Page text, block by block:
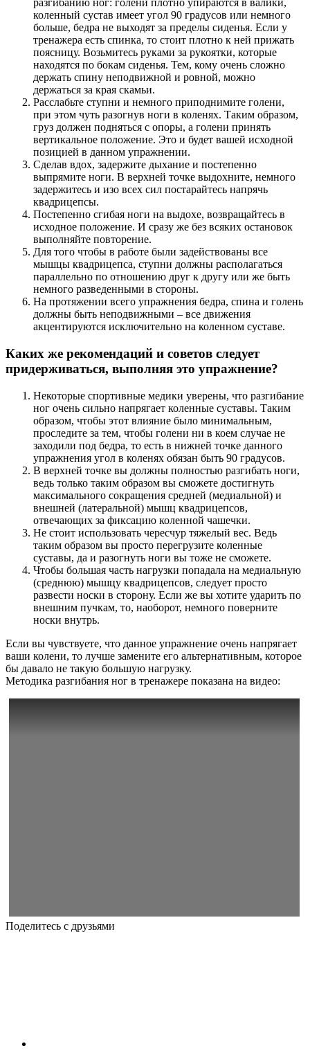
разгибанию ног: голени плотно упираются в валики,
коленный сустав имеет угол 90 градусов или немного
больше, бедра не выходят за пределы сиденья. Если у
тренажера есть спинка, то стоит плотно к ней прижать
поясницу. Возьмитесь руками за рукоятки, которые
находятся по бокам сиденья. Тем, кому очень сложно
держать спину неподвижной и ровной, можно
держаться за края скамьи.
Расслабьте ступни и немного приподнимите голени,
при этом чуть разогнув ноги в коленях. Таким образом,
груз должен подняться с опоры, а голени принять
вертикальное положение. Это и будет вашей исходной
позицией в данном упражнении.
Сделав вдох, задержите дыхание и постепенно
выпрямите ноги. В верхней точке выдохните, немного
задержитесь и изо всех сил постарайтесь напрячь
квадрицепсы.
Постепенно сгибая ноги на выдохе, возвращайтесь в
исходное положение. И сразу же без всяких остановок
выполняйте повторение.
Для того чтобы в работе были задействованы все
мышцы квадрицепса, ступни должны располагаться
параллельно по отношению друг к другу или же быть
немного разведенными в стороны.
На протяжении всего упражнения бедра, спина и голень
должны быть неподвижными – все движения
акцентируются исключительно на коленном суставе.
Каких же рекомендаций и советов следует
придерживаться, выполняя это упражнение?
Некоторые спортивные медики уверены, что разгибание
ног очень сильно напрягает коленные суставы. Таким
образом, чтобы этот влияние было минимальным,
проследите за тем, чтобы голени ни в коем случае не
заходили под бедра, то есть в нижней точке данного
упражнения угол в коленях обязан быть 90 градусов.
В верхней точке вы должны полностью разгибать ноги,
ведь только таким образом вы сможете достигнуть
максимального сокращения средней (медиальной) и
внешней (латеральной) мышц квадрицепсов,
отвечающих за фиксацию коленной чашечки.
Не стоит использовать чересчур тяжелый вес. Ведь
таким образом вы просто перегрузите коленные
суставы, да и разогнуть ноги вы тоже не сможете.
Чтобы большая часть нагрузки попадала на медиальную
(среднюю) мышцу квадрицепсов, следует просто
развести носки в сторону. Если же вы хотите ударить по
внешним пучкам, то, наоборот, немного поверните
носки внутрь.
Если вы чувствуете, что данное упражнение очень напрягает
ваши колени, то лучше замените его альтернативным, которое
бы давало не такую большую нагрузку.
Методика разгибания ног в тренажере показана на видео:
Поделитесь с друзьями